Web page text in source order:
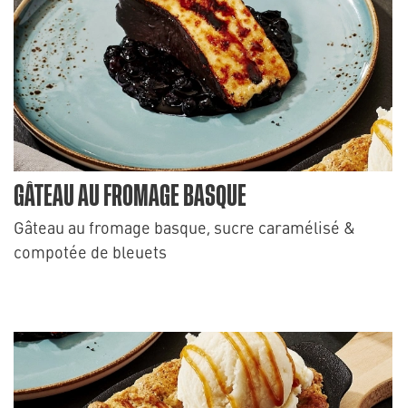
GÂTEAU AU FROMAGE BASQUE
Gâteau au fromage basque, sucre caramélisé &
compotée de bleuets